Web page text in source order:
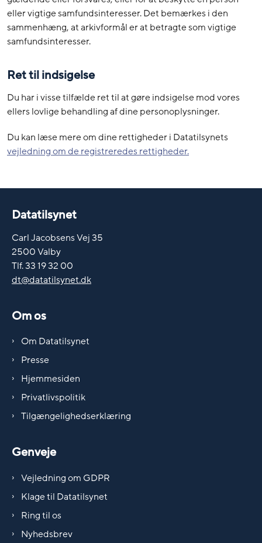
eller vigtige samfundsinteresser. Det bemærkes i den
sammenhæng, at arkivformål er at betragte som vigtige
samfundsinteresser.
Ret til indsigelse
Du har i visse tilfælde ret til at gøre indsigelse mod vores
ellers lovlige behandling af dine personoplysninger.
Du kan læse mere om dine rettigheder i Datatilsynets
vejledning om de registreredes rettigheder.
Datatilsynet
Carl Jacobsens Vej 35
2500 Valby
Tlf. 33 19 32 00
dt@datatilsynet.dk
Om os
Om Datatilsynet
Presse
Hjemmesiden
Privatlivspolitik
Tilgængelighedserklæring
Genveje
Vejledning om GDPR
Klage til Datatilsynet
Ring til os
Nyhedsbrev